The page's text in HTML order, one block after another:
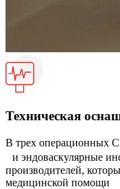
Техническая
В трех операционных
и эндоваскулярные
производителей,
медицинской помощи